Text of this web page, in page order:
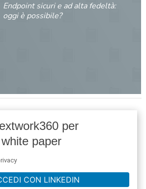
Endpoint sicuri e ad alta fedeltà:
oggi è possibile?
per
paper
CON LINKEDIN